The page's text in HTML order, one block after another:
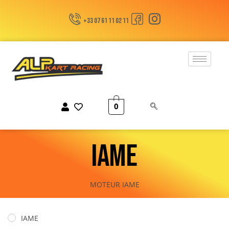
+33 07 61 11 02 11
0
IAME
MOTEUR IAME
IAME